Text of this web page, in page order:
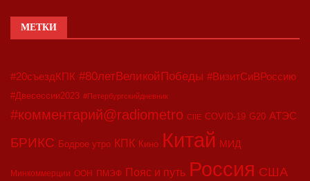
МЕТКИ
#20съездКПК #80летВеликойПобеды #ВизитСиВРоссию
#Двесессии2023 #Петербургскийдневник
#комментарий@radiometro CIIE COVID-19 G20 АТЭС
БРИКС Бодрое утро КПК Кино Китай МИД
Минкоммерции ООН ПМЭФ Пояс и путь Россия США